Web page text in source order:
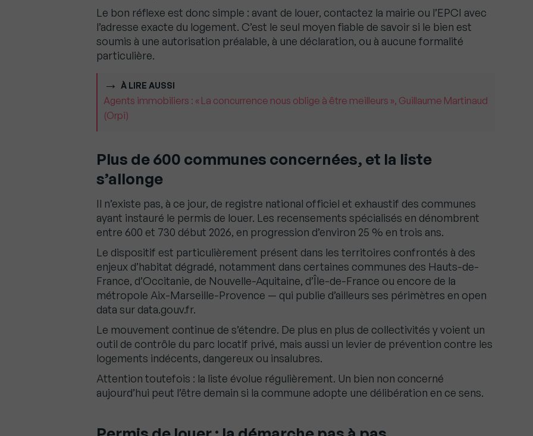
Le bon réflexe est donc simple : avant de louer, contactez la mairie ou l’EPCI avec
l’adresse exacte du logement. C’est le seul moyen fiable de savoir si le bien est
soumis à une autorisation préalable, à une déclaration, ou à aucune formalité
particulière.
À LIRE AUSSI
Agents immobiliers : « La concurrence nous oblige à être meilleurs », Guillaume Martinaud
(Orpi)
Plus de 600 communes concernées, et la liste
s’allonge
Il n’existe pas, à ce jour, de registre national officiel et exhaustif des communes
ayant instauré le permis de louer. Les recensements spécialisés en dénombrent
entre 600 et 730 début 2026, en progression d’environ 25 % en trois ans.
Le dispositif est particulièrement présent dans les territoires confrontés à des
enjeux d’habitat dégradé, notamment dans certaines communes des Hauts-de-
France, d’Occitanie, de Nouvelle-Aquitaine, d’Île-de-France ou encore de la
métropole Aix-Marseille-Provence — qui publie d’ailleurs ses périmètres en open
data sur data.gouv.fr.
Le mouvement continue de s’étendre. De plus en plus de collectivités y voient un
outil de contrôle du parc locatif privé, mais aussi un levier de prévention contre les
logements indécents, dangereux ou insalubres.
Attention toutefois : la liste évolue régulièrement. Un bien non concerné
aujourd’hui peut l’être demain si la commune adopte une délibération en ce sens.